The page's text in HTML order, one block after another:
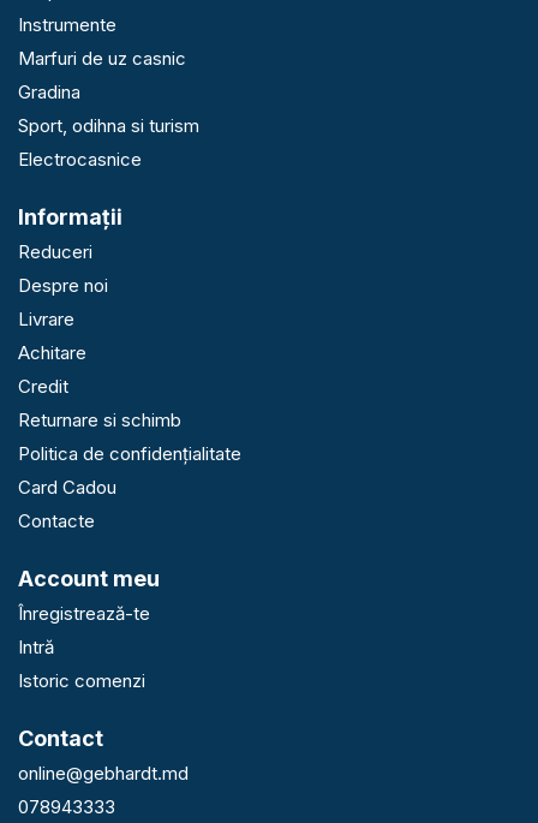
Instrumente
Marfuri de uz casnic
Gradina
Sport, odihna si turism
Electrocasnice
Informaţii
Reduceri
Despre noi
Livrare
Achitare
Credit
Returnare si schimb
Politica de confidențialitate
Card Cadou
Contacte
Account meu
Înregistrează-te
Intră
Istoric comenzi
Contact
online@gebhardt.md
078943333